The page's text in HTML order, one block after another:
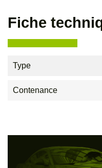
Fiche
Type
Contenance